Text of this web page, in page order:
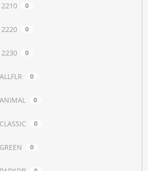
2210 0
2220 0
2230 0
0
0
0
0